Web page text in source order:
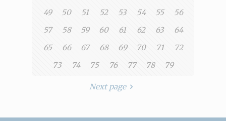
49
50 51 52 53 54 55
56
57
58 59 60 61 62 63
64
65
66 67 68 69 70 71
72
73
74 75 76 77 78 79
Next page